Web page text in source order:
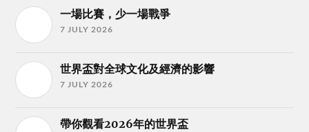
一場比賽，少一場戰爭
7 JULY 2026
世界盃對全球文化及經濟的影響
7 JULY 2026
帶你觀看2026年的世界盃